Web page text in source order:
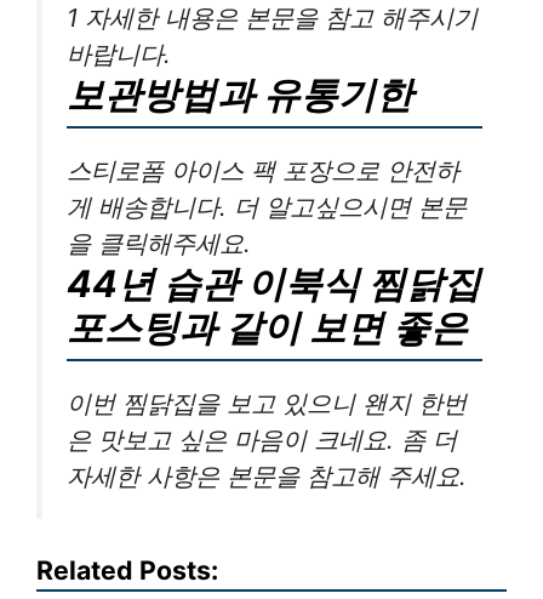
1 자세한 내용은 본문을 참고 해주시기
바랍니다.
보관방법과 유통기한
스티로폼 아이스 팩 포장으로 안전하
게 배송합니다. 더 알고싶으시면 본문
을 클릭해주세요.
44년 습관 이북식 찜닭집
포스팅과 같이 보면 좋은
이번 찜닭집을 보고 있으니 왠지 한번
은 맛보고 싶은 마음이 크네요. 좀 더
자세한 사항은 본문을 참고해 주세요.
Related Posts: